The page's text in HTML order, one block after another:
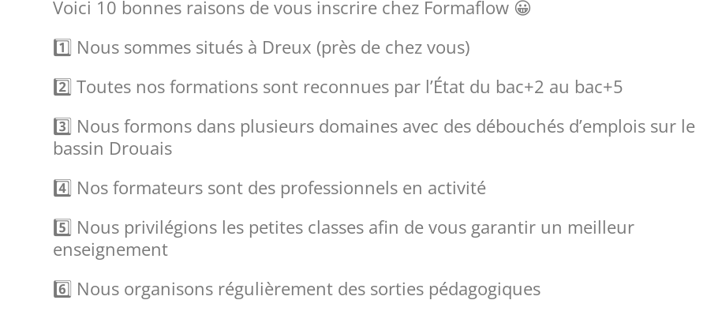
Voici 10 bonnes raisons de vous inscrire chez Formaflow 😀
1️⃣ Nous sommes situés à Dreux (près de chez vous)
2️⃣ Toutes nos formations sont reconnues par l’État du bac+2 au bac+5
3️⃣ Nous formons dans plusieurs domaines avec des débouchés d’emplois sur le
bassin Drouais
4️⃣ Nos formateurs sont des professionnels en activité
5️⃣ Nous privilégions les petites classes afin de vous garantir un meilleur
enseignement
6️⃣ Nous organisons régulièrement des sorties pédagogiques